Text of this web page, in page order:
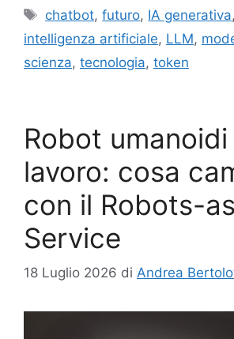
Tag
chatbot,futuro, IA generativa,
intelligenza artificiale, LLM,
scienza, tecnologia, token
Robot umanoidi
lavoro: cosa
con il Robots-
Service
18 Luglio 2026 di Andrea